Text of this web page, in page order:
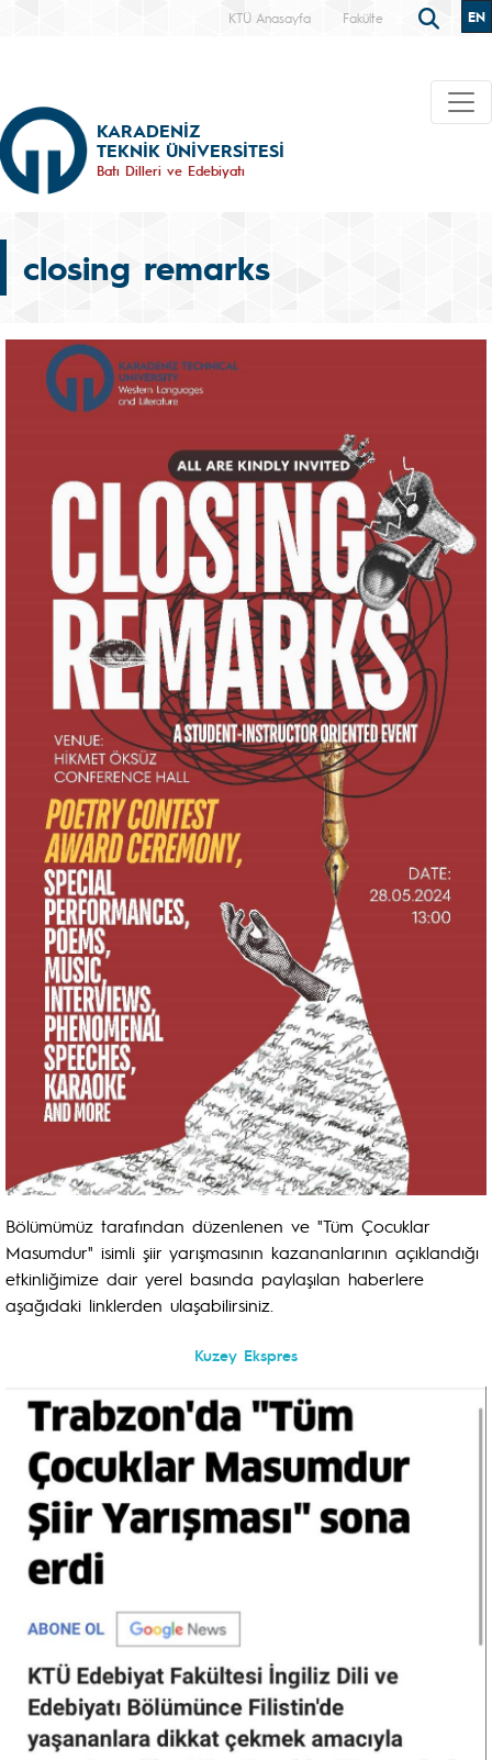
KTÜ Anasayfa Fakülte EN
KARADENİZ
TEKNİK ÜNİVERSİTESİ
Batı Dilleri ve Edebiyatı
closing remarks
Bölümümüz tarafından düzenlenen ve "Tüm Çocuklar
Masumdur" isimli şiir yarışmasının kazananlarının açıklandığı
etkinliğimize dair yerel basında paylaşılan haberlere
aşağıdaki linklerden ulaşabilirsiniz.
Kuzey Ekspres